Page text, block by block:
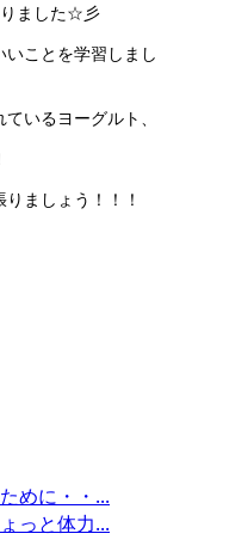
りました☆彡
いことを学習しまし
いるヨーグルト、
ましょう！！！
めに・・...
っと体力...